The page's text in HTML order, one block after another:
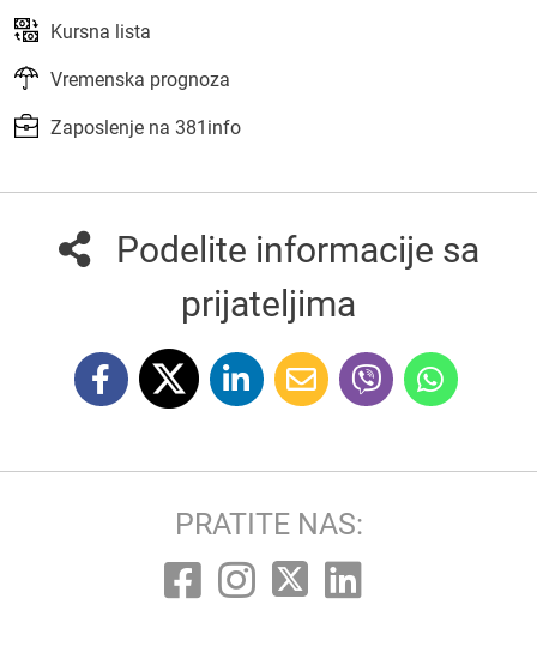
Kursna lista
Vremenska prognoza
Zaposlenje na 381info
Podelite informacije sa
prijateljima
PRATITE NAS: